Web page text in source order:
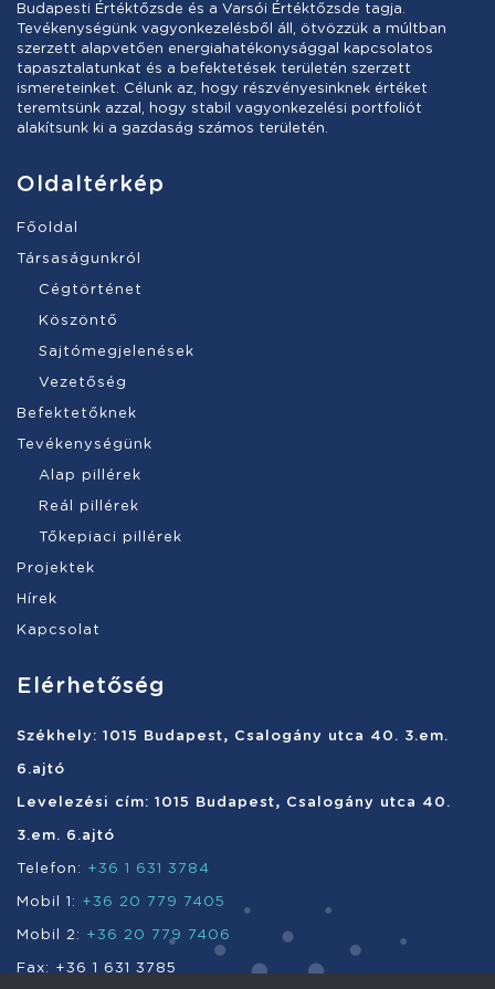
Budapesti Értéktőzsde és a Varsói Értéktőzsde tagja.
Tevékenységünk vagyonkezelésből áll, ötvözzük a múltban
szerzett alapvetően energiahatékonysággal kapcsolatos
tapasztalatunkat és a befektetések területén szerzett
ismereteinket. Célunk az, hogy részvényesinknek értéket
teremtsünk azzal, hogy stabil vagyonkezelési portfoliót
alakítsunk ki a gazdaság számos területén.
Oldaltérkép
Főoldal
Társaságunkról
Cégtörténet
Köszöntő
Sajtómegjelenések
Vezetőség
Befektetőknek
Tevékenységünk
Alap pillérek
Reál pillérek
Tőkepiaci pillérek
Projektek
Hírek
Kapcsolat
Elérhetőség
Székhely: 1015 Budapest, Csalogány utca 40. 3.em.
6.ajtó
Levelezési cím: 1015 Budapest, Csalogány utca 40.
3.em. 6.ajtó
Telefon: +36 1 631 3784
Mobil 1: +36 20 779 7405
Mobil 2: +36 20 779 7406
Fax: +36 1 631 3785